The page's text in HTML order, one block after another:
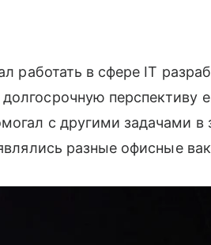
работать в сфере IT
перспективу
с другими задачами в
разные офисные